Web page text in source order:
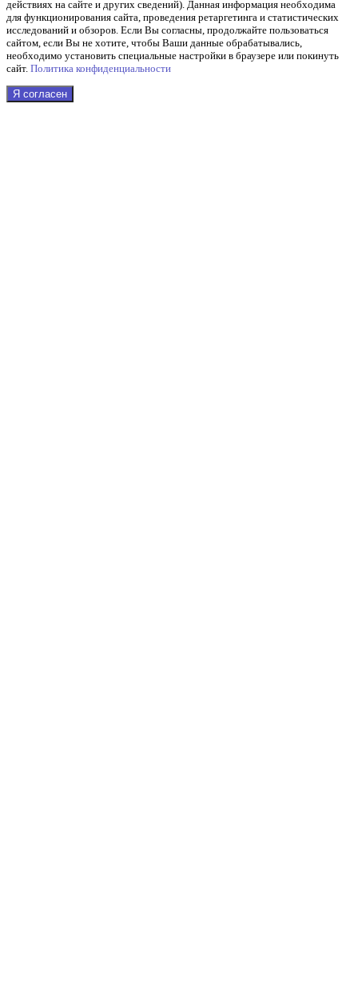
действиях на сайте и других сведений). Данная информация необходима
для функционирования сайта, проведения ретаргетинга и статистических
исследований и обзоров. Если Вы согласны, продолжайте пользоваться
сайтом, если Вы не хотите, чтобы Ваши данные обрабатывались,
необходимо установить специальные настройки в браузере или покинуть
сайт. Политика конфиденциальности
Я согласен